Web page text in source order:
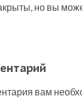
но вы
вам